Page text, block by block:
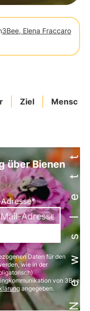
3Bee, Elena Fraccaro
Ziel Newsletter
über Bienen
Daten für den
wie in der
von 3Bee
angegeben.